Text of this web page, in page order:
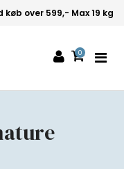
over 599,- Max 19 kg
0